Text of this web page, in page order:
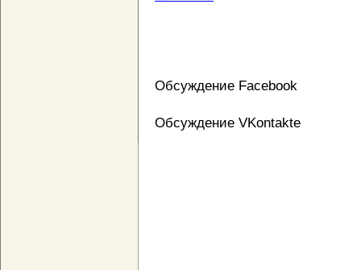
Обсуждение Facebook
Обсуждение VKontakte